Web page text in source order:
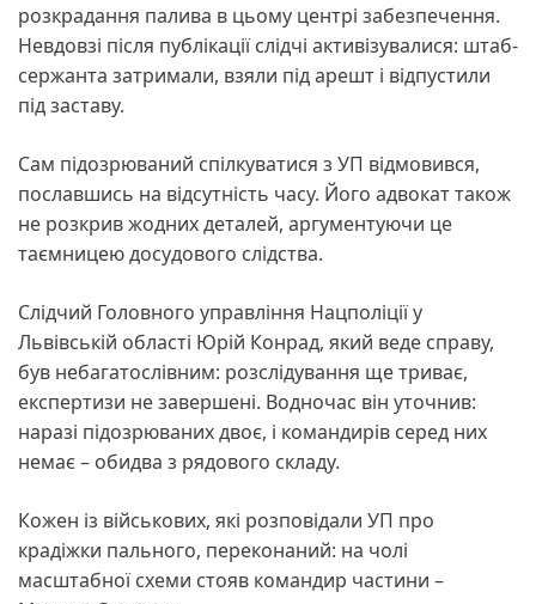
розкрадання палива в цьому центрі забезпечення.
Невдовзі після публікації слідчі активізувалися: штаб-
сержанта затримали, взяли під арешт і відпустили
під заставу.
Сам підозрюваний спілкуватися з УП відмовився,
пославшись на відсутність часу. Його адвокат також
не розкрив жодних деталей, аргументуючи це
таємницею досудового слідства.
Слідчий Головного управління Нацполіції у
Львівській області Юрій Конрад, який веде справу,
був небагатослівним: розслідування ще триває,
експертизи не завершені. Водночас він уточнив:
наразі підозрюваних двоє, і командирів серед них
немає – обидва з рядового складу.
Кожен із військових, які розповідали УП про
крадіжки пального, переконаний: на чолі
масштабної схеми стояв командир частини –